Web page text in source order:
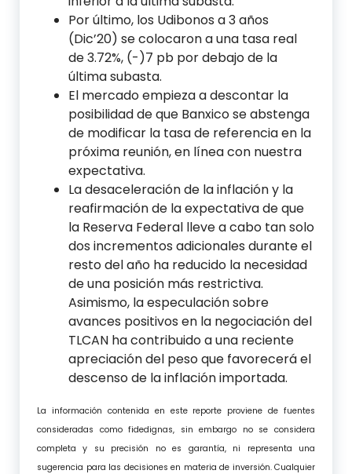
Por último, los Udibonos a 3 años
(Dic’20) se colocaron a una tasa real
de 3.72%, (-)7 pb por debajo de la
última subasta.
El mercado empieza a descontar la
posibilidad de que Banxico se abstenga
de modificar la tasa de referencia en la
próxima reunión, en línea con nuestra
expectativa.
La desaceleración de la inflación y la
reafirmación de la expectativa de que
la Reserva Federal lleve a cabo tan solo
dos incrementos adicionales durante el
resto del año ha reducido la necesidad
de una posición más restrictiva.
Asimismo, la especulación sobre
avances positivos en la negociación del
TLCAN ha contribuido a una reciente
apreciación del peso que favorecerá el
descenso de la inflación importada.
La información contenida en este reporte proviene de fuentes
consideradas como fidedignas, sin embargo no se considera
completa y su precisión no es garantía, ni representa una
sugerencia para las decisiones en materia de inversión. Cualquier